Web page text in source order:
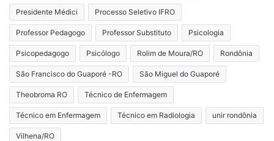
Presidente Médici Processo Seletivo IFRO
Professor Pedagogo Professor Substituto Psicologia
Psicopedagogo Psicólogo Rolim de Moura/RO Rondônia
São Francisco do Guaporé -RO São Miguel do Guaporé
Theobroma RO Técnico de Enfermagem
Técnico em Enfermagem Técnico em Radiologia unir rondônia
Vilhena/RO